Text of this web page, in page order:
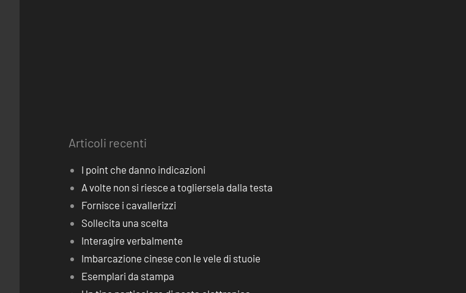
Articoli recenti
I point che danno indicazioni
A volte non si riesce a togliersela dalla testa
Fornisce i cavallerizzi
Sollecita una scelta
Interagire verbalmente
Imbarcazione cinese con le vele di stuoie
Esemplari da stampa